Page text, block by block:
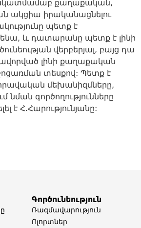
նկատմամաբ քաղաքական,
ակցիա իրականացնելու
պետք է
և դատարանը պետք է լինի
վերբերյալ, բայց դա
լինի քաղաքական
տեսքով: Պետք է
մեխանիզմները,
նման գործողությունները
է Հ.Հարությունյանը:
Գործունեություն
Ռազմավարություն
Ոլորտներ​